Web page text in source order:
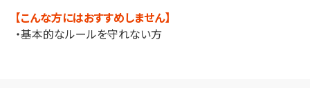
【こんな方にはおすすめしません】
・基本的なルールを守れない方